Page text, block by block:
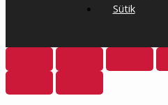
Sütik